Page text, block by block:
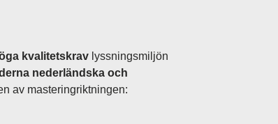
kvalitetskrav lyssningsmiljön
nederländska och
av masteringriktningen: